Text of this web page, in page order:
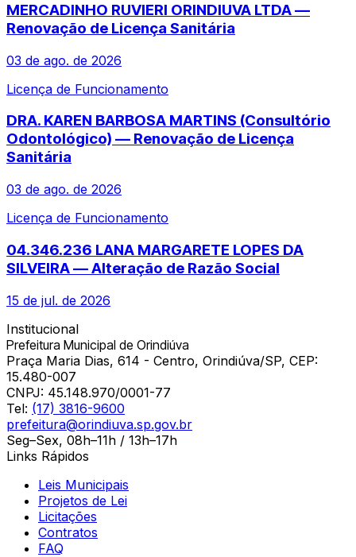
MERCADINHO RUVIERI ORINDIUVA LTDA —
Renovação de Licença Sanitária
03 de ago. de 2026
Licença de Funcionamento
DRA. KAREN BARBOSA MARTINS (Consultório
Odontológico) — Renovação de Licença
Sanitária
03 de ago. de 2026
Licença de Funcionamento
04.346.236 LANA MARGARETE LOPES DA
SILVEIRA — Alteração de Razão Social
15 de jul. de 2026
Institucional
Prefeitura Municipal de Orindiúva
Praça Maria Dias, 614 - Centro, Orindiúva/SP, CEP:
15.480-007
CNPJ: 45.148.970/0001-77
Tel: (17) 3816-9600
prefeitura@orindiuva.sp.gov.br
Seg–Sex, 08h–11h / 13h–17h
Links Rápidos
Leis Municipais
Projetos de Lei
Licitações
Contratos
FAQ